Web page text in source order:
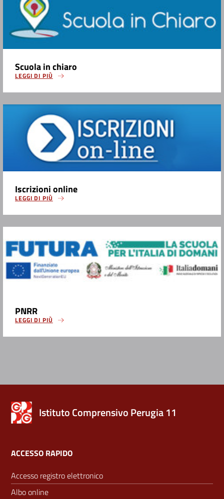
Scuola in chiaro
LEGGI DI PIÙ
Iscrizioni online
LEGGI DI PIÙ
PNRR
LEGGI DI PIÙ
Istituto Comprensivo Perugia 11
ACCESSO RAPIDO
Accesso registro elettronico
Albo online